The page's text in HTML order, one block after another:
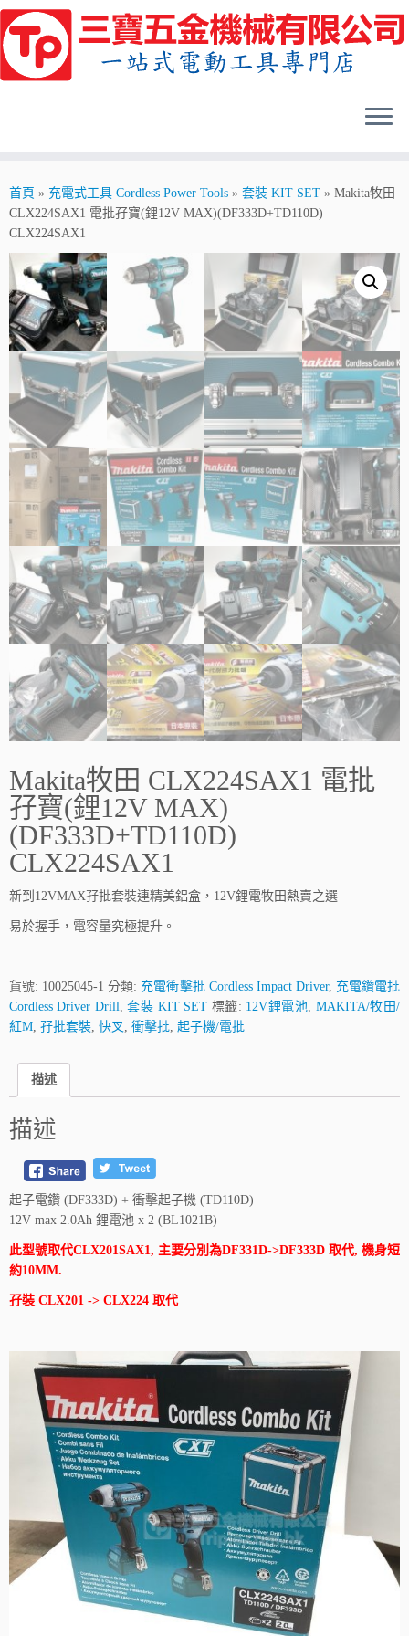
Skip
to
content
首頁 » 充電式工具 Cordless Power Tools » 套裝 KIT SET » Makita牧田
CLX224SAX1 電批孖寶(鋰12V MAX)(DF333D+TD110D)
CLX224SAX1
Makita牧田 CLX224SAX1 電批
孖寶(鋰12V MAX)
(DF333D+TD110D)
CLX224SAX1
新到12VMAX孖批套裝連精美鋁盒，12V鋰電牧田熱賣之選
易於握手，電容量究極提升。
貨號: 10025045-1 分類: 充電衝擊批 Cordless Impact Driver, 充電鑽電批
Cordless Driver Drill
,套裝 KIT SET 標籤: 12V鋰電池
MAKITA/牧田/
紅M 孖批套裝 快叉 衝擊批 起子機/電批
描述
描述
起子電鑽 (DF333D) + 衝擊起子機 (TD110D)
12V max 2.0Ah 鋰電池 x 2 (BL1021B)
此型號取代CLX201SAX1, 主要分別為DF331D->DF333D 取代, 機身短
約10MM.
孖裝 CLX201 -> CLX224 取代